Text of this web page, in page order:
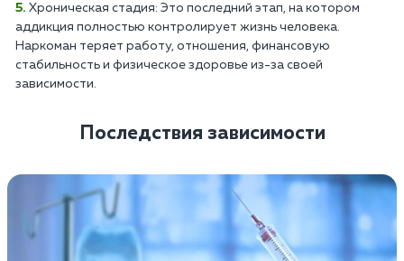
Хроническая стадия: Это последний этап, на котором
аддикция полностью контролирует жизнь человека.
Наркоман теряет работу, отношения, финансовую
стабильность и физическое здоровье из-за своей
зависимости.
Последствия зависимости